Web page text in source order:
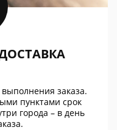
заказа.
пунктами срок
города – в день